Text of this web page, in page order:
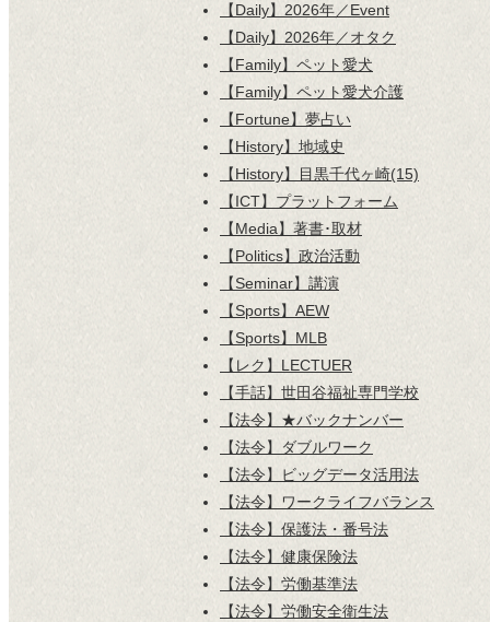
【Daily】2026年／Event
【Daily】2026年／オタク
【Family】ペット愛犬
【Family】ペット愛犬介護
【Fortune】夢占い
【History】地域史
【History】目黒千代ヶ崎(15)
【ICT】プラットフォーム
【Media】著書･取材
【Politics】政治活動
【Seminar】講演
【Sports】AEW
【Sports】MLB
【レク】LECTUER
【手話】世田谷福祉専門学校
【法令】★バックナンバー
【法令】ダブルワーク
【法令】ビッグデータ活用法
【法令】ワークライフバランス
【法令】保護法・番号法
【法令】健康保険法
【法令】労働基準法
【法令】労働安全衛生法